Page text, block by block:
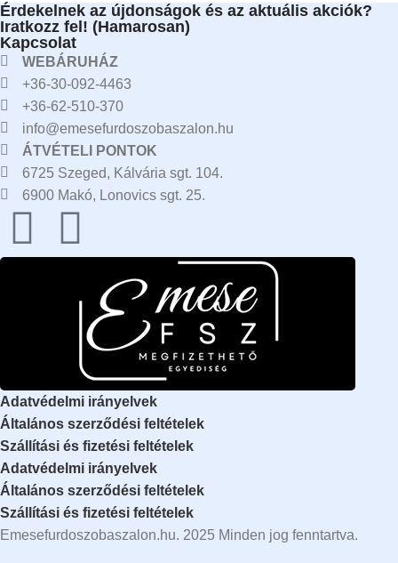
Érdekelnek az újdonságok és az aktuális akciók?
Iratkozz fel! (Hamarosan)
Kapcsolat
WEBÁRUHÁZ
+36-30-092-4463
+36-62-510-370
info@emesefurdoszobaszalon.hu
ÁTVÉTELI PONTOK
6725 Szeged, Kálvária sgt. 104.​
6900 Makó, Lonovics sgt. 25.
Adatvédelmi irányelvek
Általános szerződési feltételek
Szállítási és fizetési feltételek
Adatvédelmi irányelvek
Általános szerződési feltételek
Szállítási és fizetési feltételek
Emesefurdoszobaszalon.hu. 2025 Minden jog fenntartva.